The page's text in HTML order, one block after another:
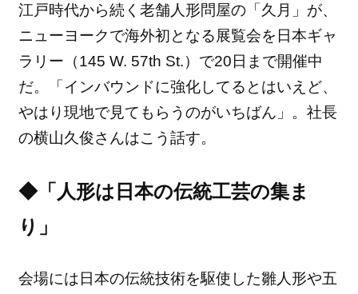
江戸時代から続く老舗人形問屋の「久月」が、
ニューヨークで海外初となる展覧会を日本ギャ
ラリー（145 W. 57th St.）で20日まで開催中
だ。「インバウンドに強化してるとはいえど、
やはり現地で見てもらうのがいちばん」。社長
の横山久俊さんはこう話す。
◆「人形は日本の伝統工芸の集ま
り」
会場には日本の伝統技術を駆使した雛人形や五